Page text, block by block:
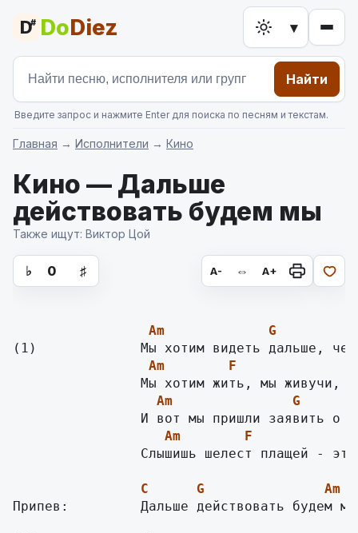
D# DoDiez ▾
Найти
Введите запрос и нажмите Enter для поиска по песням и текстам.
Главная → Исполнители → Кино
Кино — Дальше
действовать будем мы
аккорды для гитары, текст песни
Также ищут: Виктор Цой
♭ 0 ♯ A- ⇔ A+
Am G
Am F
Am G
Am
F
Слышишь шелест плащей -
C G Am
Припев:         Дальше действовать будем